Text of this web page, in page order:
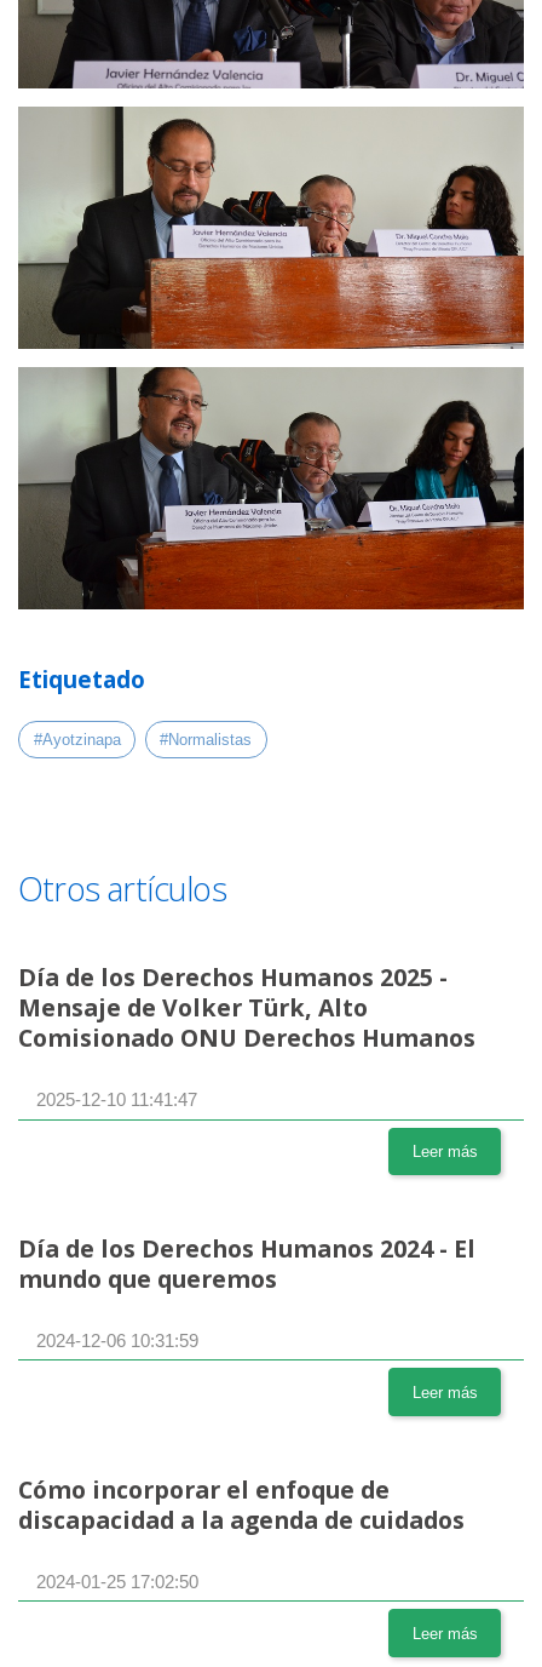
Etiquetado
#Ayotzinapa #Normalistas
Otros artículos
Día de los Derechos Humanos 2025 -
Mensaje de Volker Türk, Alto
Comisionado ONU Derechos Humanos
2025-12-10 11:41:47
Leer más
Día de los Derechos Humanos 2024 - El
mundo que queremos
2024-12-06 10:31:59
Leer más
Cómo incorporar el enfoque de
discapacidad a la agenda de cuidados
2024-01-25 17:02:50
Leer más